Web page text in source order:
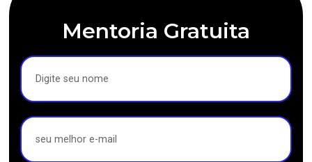
Mentoria Gratuita